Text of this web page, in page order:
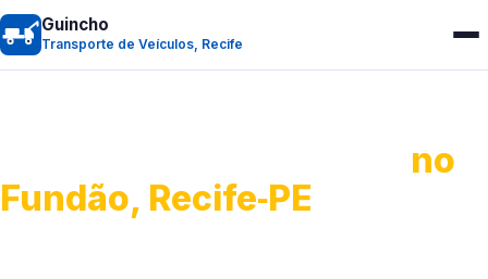
Guincho
Transporte de Veículos, Recife
no
Fundão, Recife‑PE